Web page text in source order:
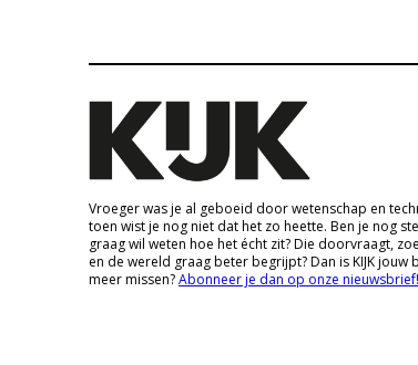
Vroeger was je al geboeid door wetenschap en
toen wist je nog niet dat het zo heette. Ben je nog
graag wil weten hoe het écht zit? Die doorvraagt,
en de wereld graag beter begrijpt? Dan is KIJK jouw
meer missen?Abonneer je dan op onze nieuwsbrief!